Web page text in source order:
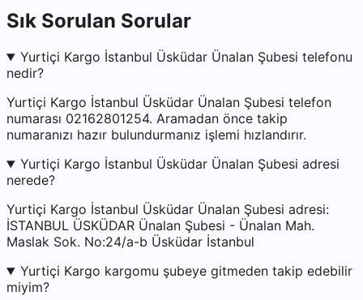
Sık Sorulan Sorular
Yurtiçi Kargo İstanbul Üsküdar Ünalan Şubesi telefonu
nedir?
Yurtiçi Kargo İstanbul Üsküdar Ünalan Şubesi telefon
numarası 02162801254. Aramadan önce takip
numaranızı hazır bulundurmanız işlemi hızlandırır.
Yurtiçi Kargo İstanbul Üsküdar Ünalan Şubesi adresi
nerede?
Yurtiçi Kargo İstanbul Üsküdar Ünalan Şubesi adresi:
İSTANBUL ÜSKÜDAR Ünalan Şubesi - Ünalan Mah.
Maslak Sok. No:24/a-b Üsküdar İstanbul
Yurtiçi Kargo kargomu şubeye gitmeden takip edebilir
miyim?